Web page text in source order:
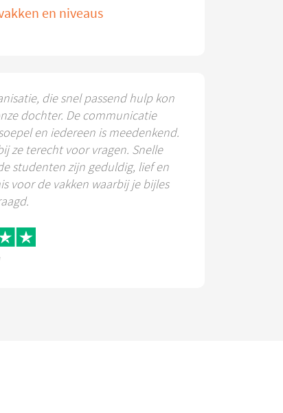
en niveaus
die snel passend hulp kon
dochter. De communicatie
en iedereen is meedenkend.
ze terecht voor vragen. Snelle
studenten zijn geduldig, lief en
voor de vakken waarbij je bijles